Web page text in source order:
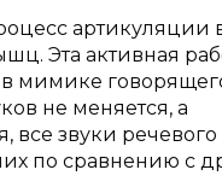
артикуляции
Эта активная
в мимике
не меняется, а
все звуки речевого
по сравнению с